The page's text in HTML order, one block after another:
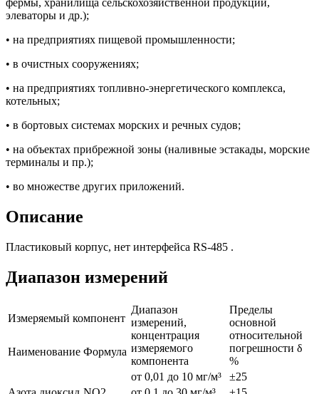
фермы, хранилища сельскохозяйственной продукции,
элеваторы и др.);
• на предприятиях пищевой промышленности;
• в очистных сооружениях;
• на предприятиях топливно-энергетического комплекса,
котельных;
• в бортовых системах морских и речных судов;
• на объектах прибрежной зоны (наливные эстакады, морские
терминалы и пр.);
• во множестве других приложений.
Описание
Пластиковый корпус, нет интерфейса RS-485 .
Диапазон измерений
Измеряемый компонент
Диапазон
измерений,
концентрация
измеряемого
компонента
Пределы
основной
относительной
погрешности δ
%
Наименование Формула
от 0,01 до 10 мг/м³
±25